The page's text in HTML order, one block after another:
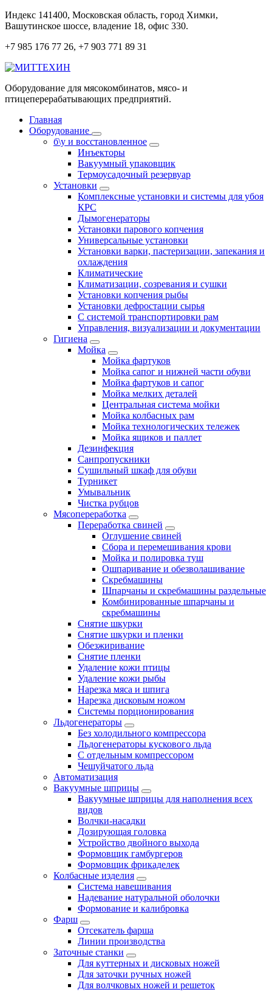
Перейти
к
Индекс 141400, Московская область, город Химки,
Вашутинское шоссе, владение 18, офис 330.
+7 985 176 77 26, +7 903 771 89 31
Оборудование для мясокомбинатов, мясо- и
птицеперерабатывающих предприятий.
Главная
Оборудование
б\у и восстановленное
Инъекторы
Вакуумный упаковщик
Термоусадочный резервуар
Установки
Комплексные установки и системы для убоя
КРС
Дымогенераторы
Установки парового копчения
Универсальные установки
Установки варки, пастеризации, запекания и
охлаждения
Климатические
Климатизации, созревания и сушки
Установки копчения рыбы
Установки дефростации сырья
С системой транспортировки рам
Управления, визуализации и документации
Гигиена
Мойка
Мойка фартуков
Мойка сапог и нижней части обуви
Мойка фартуков и сапог
Мойка мелких деталей
Центральная система мойки
Мойка колбасных рам
Мойка технологических тележек
Мойка ящиков и паллет
Дезинфекция
Санпропускники
Сушильный шкаф для обуви
Турникет
Умывальник
Чистка рубцов
Мясопереработка
Переработка свиней
Оглушение свиней
Сбора и перемешивания крови
Мойка и полировка туш
Ошпаривание и обезволашивание
Скребмашины
Шпарчаны и скребмашины раздельные
Комбинированные шпарчаны и
скребмашины
Снятие шкурки
Снятие шкурки и пленки
Обезжиривание
Снятие пленки
Удаление кожи птицы
Удаление кожи рыбы
Нарезка мяса и шпига
Нарезка дисковым ножом
Системы порционирования
Льдогенераторы
Без холодильного компрессора
Льдогенераторы кускового льда
С отдельным компрессором
Чешуйчатого льда
Автоматизация
Вакуумные шприцы
Вакуумные шприцы для наполнения всех
видов
Волчки-насадки
Дозирующая головка
Устройство двойного выхода
Формовщик гамбургеров
Формовщик фрикаделек
Колбасные изделия
Система навешивания
Надевание натуральной оболочки
Формование и калибровка
Фарш
Отсекатель фарша
Линии производства
Заточные станки
Для куттерных и дисковых ножей
Для заточки ручных ножей
Для волчковых ножей и решеток